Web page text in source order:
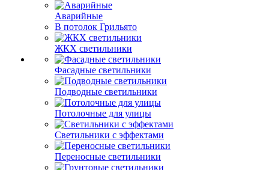
Аварийные
В потолок Грильято
ЖКХ светильники
Фасадные светильники
Подводные светильники
Потолочные для улицы
Светильники с эффектами
Переносные светильники